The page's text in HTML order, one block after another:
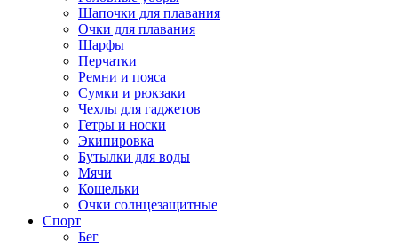
Шапочки для плавания
Очки для плавания
Шарфы
Перчатки
Ремни и пояса
Сумки и рюкзаки
Чехлы для гаджетов
Гетры и носки
Экипировка
Бутылки для воды
Мячи
Кошельки
Очки солнцезащитные
Спорт
Бег